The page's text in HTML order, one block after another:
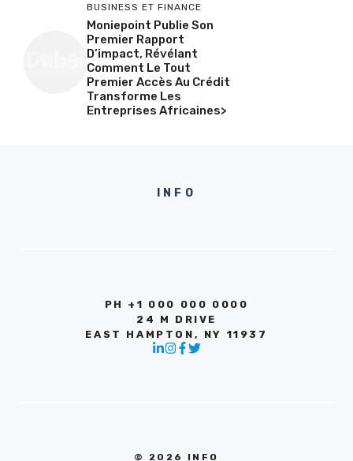
BUSINESS ET FINANCE
Moniepoint Publie Son
Premier Rapport
D’impact, Révélant
Comment Le Tout
Premier Accès Au Crédit
Transforme Les
Entreprises Africaines>
INFO
PH +1 000 000 0000
24 M DRIVE
EAST HAMPTON, NY 11937
© 2026 INFO